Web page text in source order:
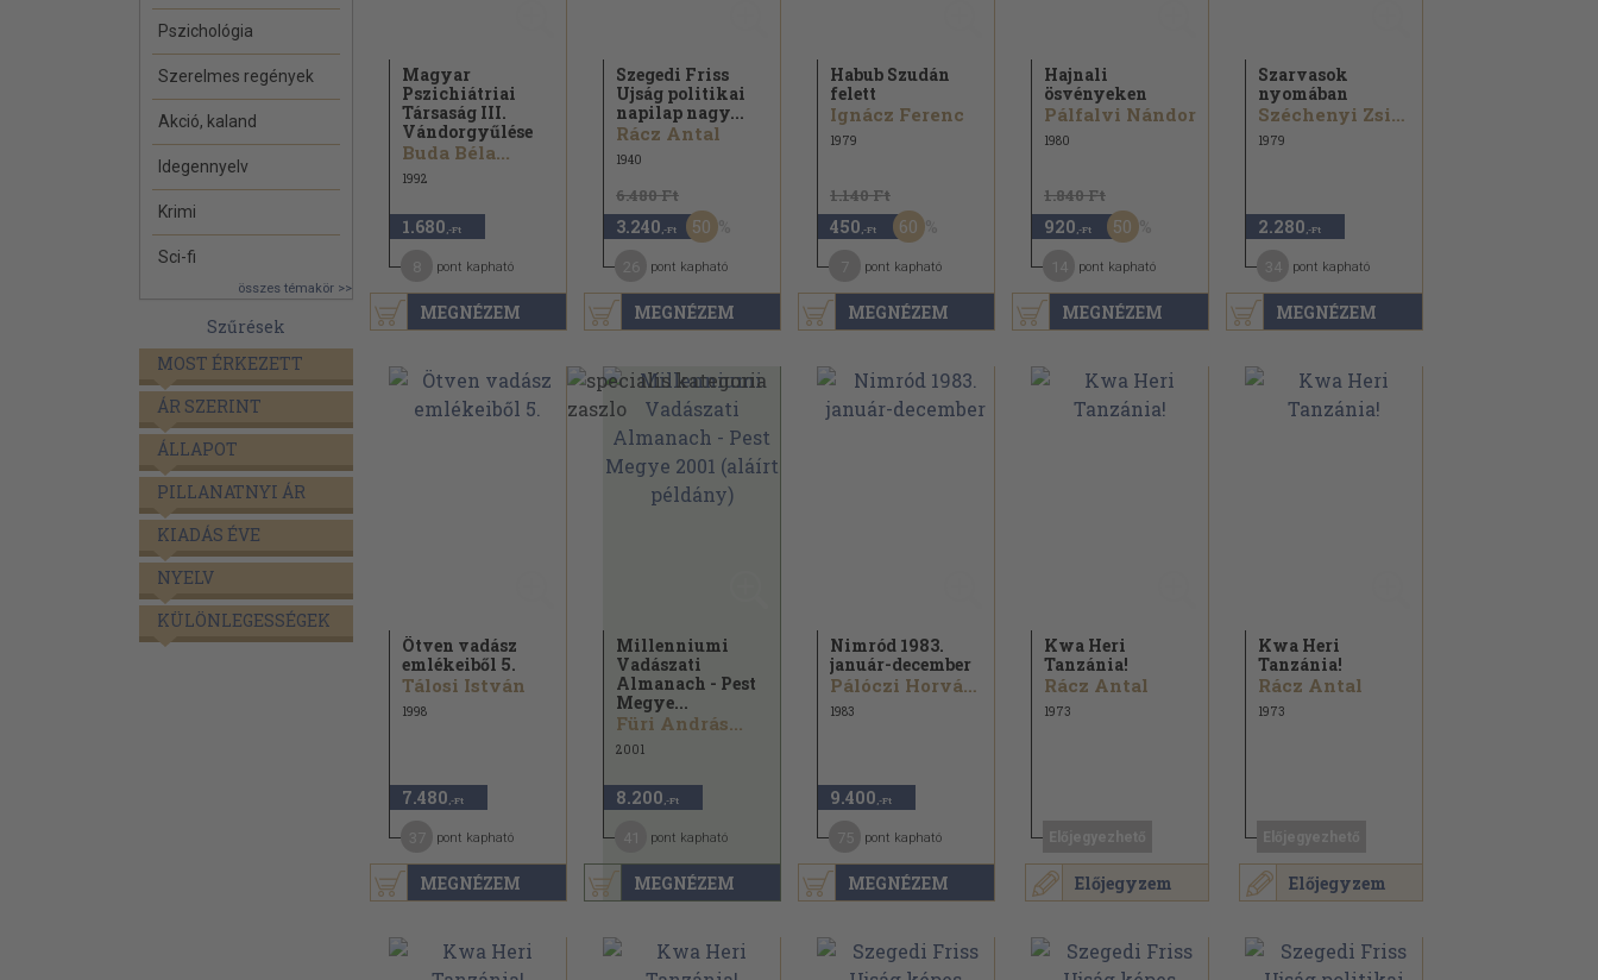
Pszichológia
Szerelmes regények
Akció, kaland
Idegennyelv
Krimi
Sci-fi
összes témakör >>
Szűrések
MOST ÉRKEZETT
ÁR SZERINT
ÁLLAPOT
PILLANATNYI ÁR
KIADÁS ÉVE
NYELV
KÜLÖNLEGESSÉGEK
MEGNÉZEM
Magyar
Pszichiátriai
Társaság III.
Vándorgyűlése
Buda Béla...
1992
1.680 ,-Ft
pont kapható
MEGNÉZEM
Szegedi Friss
Ujság politikai
napilap nagy...
Rácz Antal
1940
6.480 Ft
3.240 ,-Ft 50
pont kapható
MEGNÉZEM
Habub Szudán
felett
Ignácz Ferenc
1979
1.140 Ft
450 ,-Ft 60
pont kapható
MEGNÉZEM
Hajnali
ösvényeken
Pálfalvi Nándor
1980
1.840 Ft
920 ,-Ft 50
pont kapható
MEGNÉZEM
Szarvasok
nyomában
Széchenyi Zsigmond
1979
2.280 ,-Ft
pont kapható
MEGNÉZEM
Ötven vadász
emlékeiből 5.
Tálosi István
1998
7.480 ,-Ft
pont kapható
MEGNÉZEM
Millenniumi
Vadászati
Almanach - Pest
Megye...
Füri András...
2001
8.200 ,-Ft
pont kapható
MEGNÉZEM
Nimród 1983.
január-december
Pálóczi Horváth Ádám...
1983
9.400 ,-Ft
pont kapható
Előjegyzem
Kwa Heri
Tanzánia!
Rácz Antal
1973
Előjegyzem
Kwa Heri
Tanzánia!
Rácz Antal
1973